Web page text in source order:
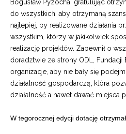
Bogusław Pyzocha, gratulując
do wszystkich, aby otrzymaną
najlepiej, by realizowane działania
wszystkim, którzy w jakikolwiek
realizację projektów. Zapewnił o
doradztwie ze strony ODL, Fundacji
organizacje, aby nie bały się
działalność gospodarczą, która
działalność a nawet dawać miejsca
W tegorocznej edycji dotację